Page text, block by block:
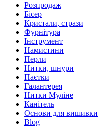
Розпродаж
Бісер
Кристали, стрази
Фурнітура
Інструмент
Намистини
Перли
Нитки, шнури
Паєтки
Галантерея
Нитки Муліне
Канітель
Основи для вишивки
Blog